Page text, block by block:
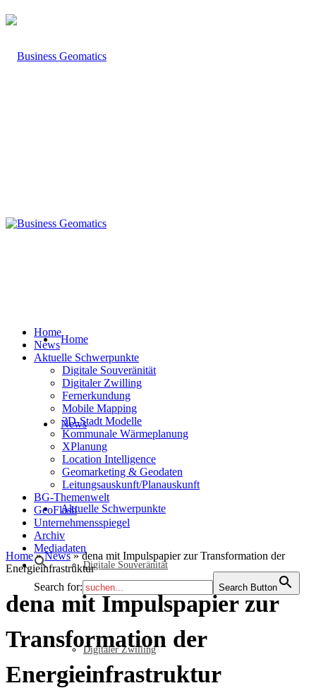
Home
News
Aktuelle Schwerpunkte
Digitale Souveränität
Digitaler Zwilling
Home
News
Aktuelle Schwerpunkte
Digitale Souveränität
Digitaler Zwilling
Fernerkundung
Mobile Mapping
3D-Stadt Modelle
Kommunale Wärmeplanung
XPlanung
Location Intelligence
Geomarketing & Geodaten
Leitungsauskunft/Planauskunft
BG-Themenwelt
GeoFlash
Unternehmensspiegel
Archiv
Mediadaten
Search for: Search Button
Home»News»dena mit Impulspapier zur Transformation der
Energieinfrastruktur
dena mit Impulspapier zur
Transformation der
Energieinfrastruktur